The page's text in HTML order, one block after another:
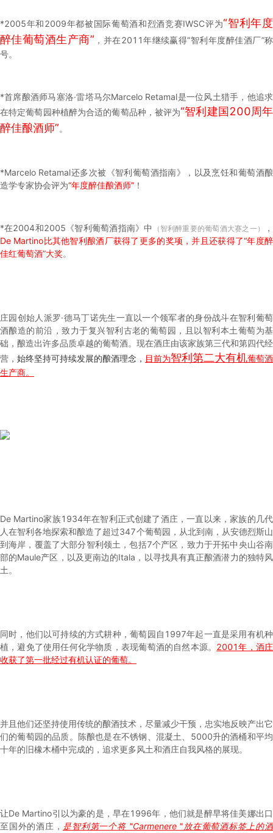
*2005年和2009年都被国际葡萄酒和烈酒竞赛IWSC评为“智利年度
醉佳葡萄酒生产商” ，并在2011年继续赢得“智利年度醉佳酒厂”称
号。
*首席酿酒师马塞洛·雷塔马尔Marcelo Retamal是一位风土猎手，他追求
在特定葡萄园种植醉为合适的葡萄品种，被评为“智利建国200周年
醉佳酿酒师”。
*Marcelo Retamal还多次被《智利葡萄酒指南》，以及烹饪和葡萄酒酿
造学专家协会评为“年度醉佳酿酒师” ！
*在2004和2005《智利葡萄酒指南》中 （智利醉重要的葡萄酒大赛之一）
，
De Martino比其他智利酿酒厂获得了更多的奖项，并且还获得了“年度醉
佳红葡萄酒”大奖。
庄园创始人派罗·德马丁诺先生一直以一个领军者的身份战斗在智利葡萄
酒酿造的前沿，致力于复兴智利古老的葡萄园，且以智利本土葡萄为基
础，酿造出许多品质卓越的葡萄酒。现在酒庄由该家族第三代和第四代经
营， 始终坚持可持续发展的酿酒理念， 目前为智利第二大有机葡萄酒
生产商。
De Martino家族1934年在智利正式创建了酒庄，一直以来，家族的几代
人在智利各地探索和酿造了超过347个葡萄园，从北到南，从安德烈斯山
到海岸，覆盖了大部分智利领土，包括7个产区，致力于开拓中央山谷南
部的Maule产区，以及更南边的Itala，以寻找具有真正酿酒潜力的独特风
土。
同时，他们以可持续的方式耕种，葡萄园自1997年起一直是采用有机种
植，避免了使用任何化学物质，表现葡萄酒的自然本源。 2001年，酒庄
收获了第一批经过有机认证的葡萄。
并且他们还坚持使用传统的酿酒技术，尽量减少干预，忠实地反映产出它
们的葡萄园的品质。陈酿也是在不锈钢、混凝土、5000升的酒桶和平均
十年的旧橡木桶中完成的，追求更多风土和酒庄自我风格的展现。
让De Martino引以为豪的是，早在1996年，他们就是醉早将佳美娜出口
至国外的酒庄， 是智利第一个将 "Carmenere "放在葡萄酒标签上的酒